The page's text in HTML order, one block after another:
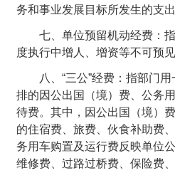
务和事业发展目标所发生的支出
七、单位预留机动经费：指
度执行中增人、增资等不可预
八、“三公”经费：指部门用
排的因公出国（境）费、公务
待费。其中，因公出国（境）
的住宿费、旅费、伙食补助费
务用车购置及运行费反映单位
维修费、过路过桥费、保险费